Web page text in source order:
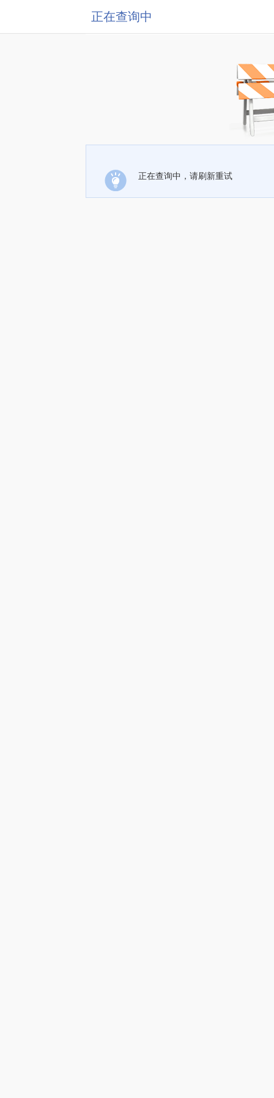
正在查询中
正在查询中，请刷新重试